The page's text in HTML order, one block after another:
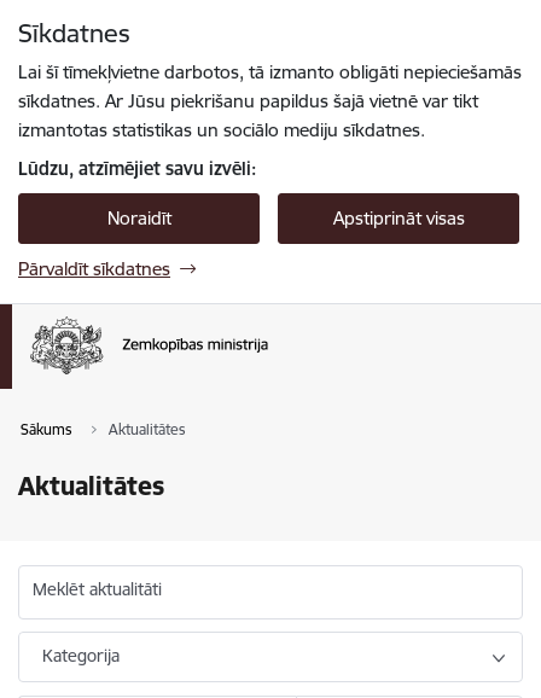
Sīkdatnes
Lai šī tīmekļvietne darbotos, tā izmanto obligāti nepieciešamās
sīkdatnes. Ar Jūsu piekrišanu papildus šajā vietnē var tikt
izmantotas statistikas un sociālo mediju sīkdatnes.
Lūdzu, atzīmējiet savu izvēli:
Noraidīt Apstiprināt visas
Pārvaldīt sīkdatnes
Sākums Aktualitātes
Aktualitātes
Meklēt aktualitāti
Kategorija